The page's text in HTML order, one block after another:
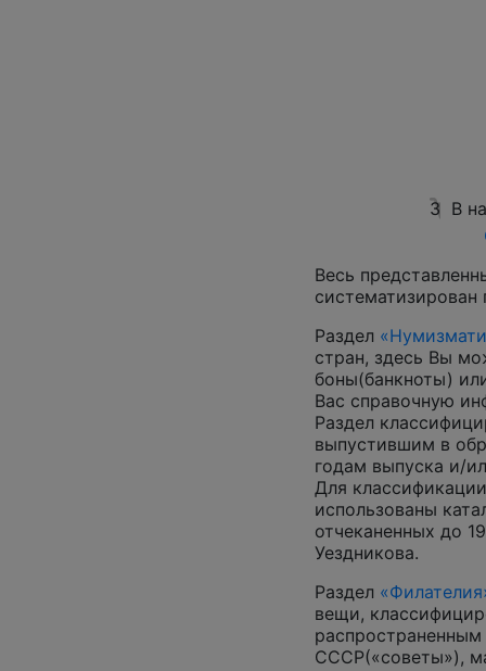
3 В
Весь
систематизирован
Раздел
стран, здесь Вы
боны(банкноты)
Вас справочную
Раздел
выпустившим в
годам выпуска и/
Для
использованы
отчеканенных до
Уездникова.
Раздел
вещи,
СССР(«советы»),